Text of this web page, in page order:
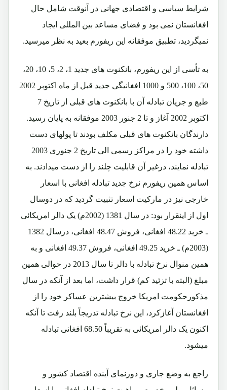
شرایط سیاسی و اقتصادی جهانی در آنوقت شامل حال
افغانستان نمی بود و فضای مساعد بین المللی ایجاد
نمیگردید، تطبیق موفقانه این ریفورم بعید به نظر میرسید.
به تأسی از این ریفورم، بانکنوت های جدید 1، 2، 5، 10، 20،
50، 100، 500 و 1000 افغانیگی جدید قبل از ماه اکتوبر 2002
طبع و جریان تبادله آن با بانکنوت های قبلی از تاریخ 7
اکتوبر 2002 آغاز و تا 2 جنور 2003 موفقانه به پایان رسید.
دارندگان بانکنوت های قبلی مکلف بودند تا پولهای دست
داشته خود را در مراکز رسمی الی تاریخ 2 جنوری 2003
تبادله نمایند، درغیر آن قابلیت چلند را از دست میدادند. به
اساس همین ریفورم نرخ جدید تبادله افغانی با اسعار
خارجی نیز در مارکیت اسعار تثبیت گردید که در دوسال
اول از اینقرار بود: در سال 1381 (2002م) یک دالر امریکائی
ـ خرید 48.22 افغانی، فروش 48.47 افغانی، درسال 1382
(2003م) ـ خرید 49.25 افغانی، فروش 49.37 افغانی و به
همین منوال نرخ تبادله با دالر تا سال 2013 در حوالی همین
مبلغ (البته با تزئید کم) قرار داشت، اما بعد از آنکه در سال
مذکورحکومت امریکا خروج بیشترین عساکر خود را از
افغانستان آغازکرد، این نرخ تبادله تدریجاً بلند رفت تا آنکه
اکنون یک دالر امریکائی به تقریباً 68.50 افغانی تبادله
میشود.
راجع به وضع جاری و دورنمای آینده اقتصاد کشور و